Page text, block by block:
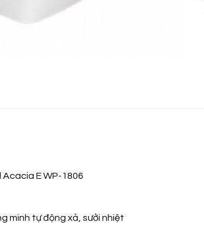
E WP-1806
minh tự động xả, sưởi nhiệt